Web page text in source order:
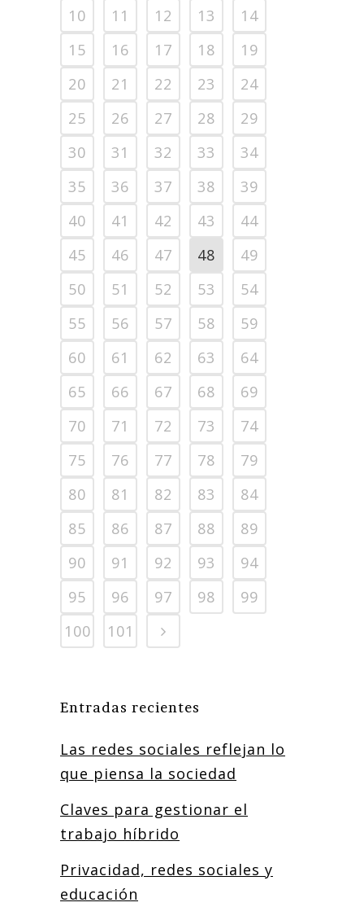
10 11 12 13
14
15
16 17 18
19
20
21 22 23
24
25
26 27 28
29
30
31 32 33
34
35
36 37 38
39
40
41 42 43
44
45
46 47 48
49
50
51 52 53
54
55
56 57 58
59
60
61 62 63
64
65
66 67 68
69
70
71 72 73
74
75
76 77 78
79
80
81 82 83
84
85
86 87 88
89
90
91 92 93
94
95
96 97 98
99
100
101
Entradas recientes
Las redes sociales reflejan lo
que piensa la sociedad
Claves para gestionar el
trabajo híbrido
Privacidad, redes sociales y
educación